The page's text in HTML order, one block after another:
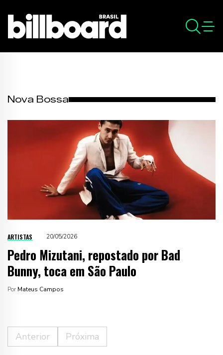
Nova Bossa
ARTISTAS 20/05/2026
Pedro Mizutani, repostado por Bad
Bunny, toca em São Paulo
Por Mateus Campos
Anterior Próxima